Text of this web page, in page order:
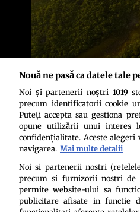
Sursa foto: Shutterstock
Nouă ne pasă ca datele tale
Noi și partenerii noștri 1019
precum identificatorii cookie
Puteți accepta sau gestiona
opune utilizării unui interes
confidențialitate. Aceste
navigarea. Mai multe detalii
Noi si partenerii nostri
precum si furnizorii nostri de
permite website-ului sa
publicitare afisate in functie